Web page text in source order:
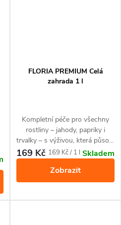
FLORIA PREMIUM Celá
zahrada 1 l
Kompletní péče pro všechny
rostliny – jahody, papriky i
trvalky – s výživou, která působí
hned i dlouhodobě. Balení 1 l
vystačí na celou sezónu (až 100
litrů zálivky).
169 Kč Měrná
169 Kč / 1 l Skladem
Zobrazit